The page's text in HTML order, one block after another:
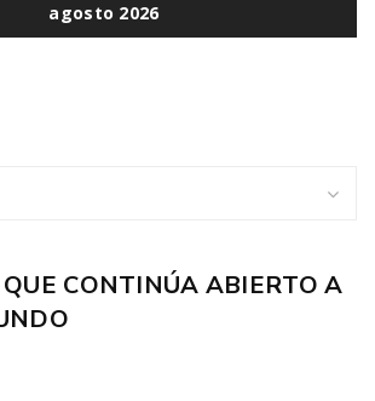
agosto 2026
CONTINÚA ABIERTO A